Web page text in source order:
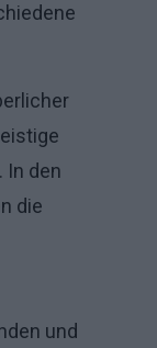
In den
die
und